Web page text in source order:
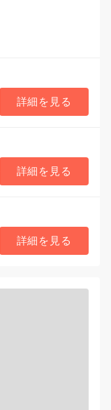
詳細を見る
詳細を見る
詳細を見る